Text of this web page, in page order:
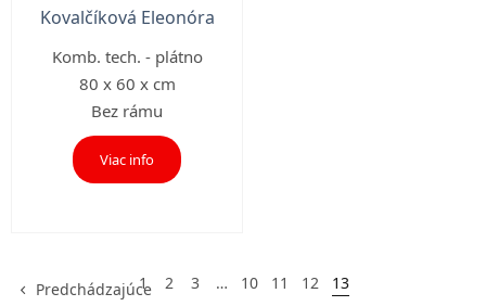
Kovalčíková Eleonóra
Komb. tech. - plátno
80 x 60 x cm
Bez rámu
Viac info
Predchádzajúce
1 2 3 … 10 11 12 13